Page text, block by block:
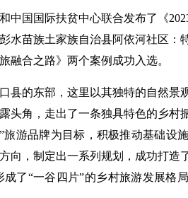
国国际扶贫中心联合发布了《
水苗族土家族自治县阿依河社区：
融合之路》两个案例成功入选。
的东部，这里以其独特的自然景
头角，走出了一条独具特色的乡村
旅游品牌为目标，积极推动基础设
向，制定出一系列规划，成功打造
了“一谷四片”的乡村旅游发展格